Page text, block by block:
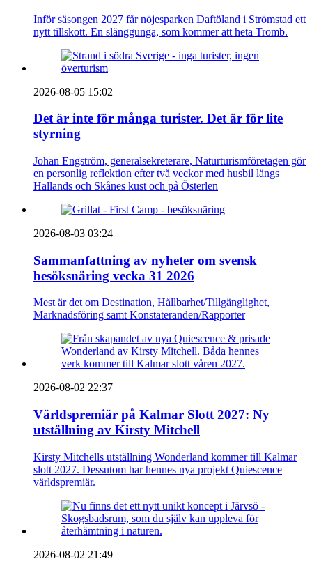
Inför säsongen 2027 får nöjesparken Daftöland i Strömstad ett
nytt tillskott. En slänggunga, som kommer att heta Tromb.
2026-08-05 15:02
Det är inte för många turister. Det är för lite
styrning
Johan Engström, generalsekreterare, Naturturismföretagen gör
en personlig reflektion efter två veckor med husbil längs
Hallands och Skånes kust och på Österlen
2026-08-03 03:24
Sammanfattning av nyheter om svensk
besöksnäring vecka 31 2026
Mest är det om Destination, Hållbarhet/Tillgänglighet,
Marknadsföring samt Konstateranden/Rapporter
2026-08-02 22:37
Världspremiär på Kalmar Slott 2027: Ny
utställning av Kirsty Mitchell
Kirsty Mitchells utställning Wonderland kommer till Kalmar
slott 2027. Dessutom har hennes nya projekt Quiescence
världspremiär.
2026-08-02 21:49